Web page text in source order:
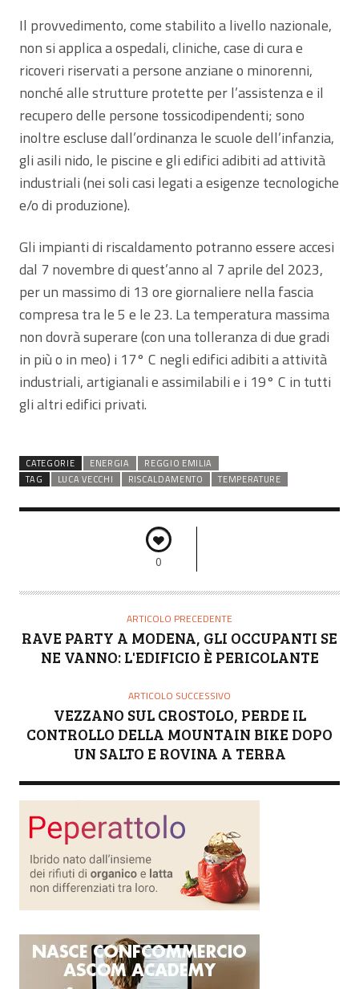
Il provvedimento, come stabilito a livello nazionale,
non si applica a ospedali, cliniche, case di cura e
ricoveri riservati a persone anziane o minorenni,
nonché alle strutture protette per l’assistenza e il
recupero delle persone tossicodipendenti; sono
inoltre escluse dall’ordinanza le scuole dell’infanzia,
gli asili nido, le piscine e gli edifici adibiti ad attività
industriali (nei soli casi legati a esigenze tecnologiche
e/o di produzione).
Gli impianti di riscaldamento potranno essere accesi
dal 7 novembre di quest’anno al 7 aprile del 2023,
per un massimo di 13 ore giornaliere nella fascia
compresa tra le 5 e le 23. La temperatura massima
non dovrà superare (con una tolleranza di due gradi
in più o in meo) i 17° C negli edifici adibiti a attività
industriali, artigianali e assimilabili e i 19° C in tutti
gli altri edifici privati.
CATEGORIE ENERGIA
REGGIO EMILIA
TAG
LUCA VECCHI RISCALDAMENTO TEMPERATURE
0
ARTICOLO PRECEDENTE
RAVE PARTY A MODENA, GLI OCCUPANTI SE
NE VANNO: L'EDIFICIO È PERICOLANTE
ARTICOLO SUCCESSIVO
VEZZANO SUL CROSTOLO, PERDE IL
CONTROLLO DELLA MOUNTAIN BIKE DOPO
UN SALTO E ROVINA A TERRA